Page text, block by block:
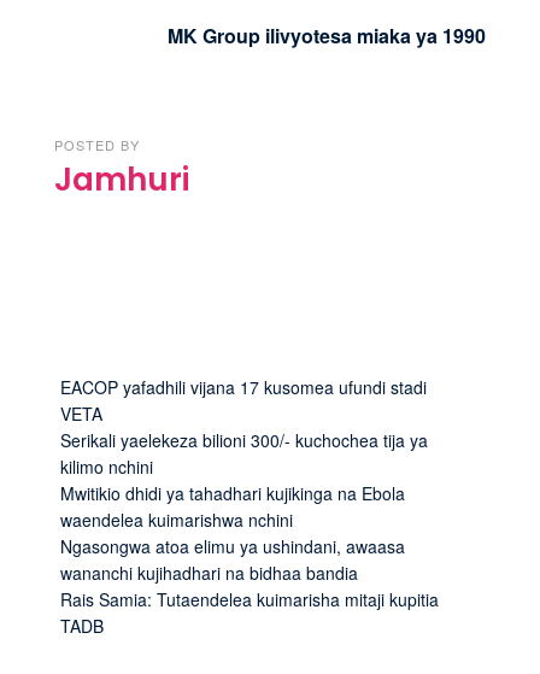
MK Group ilivyotesa miaka ya 1990
POSTED BY
Jamhuri
EACOP yafadhili vijana 17 kusomea ufundi stadi
VETA
Serikali yaelekeza bilioni 300/- kuchochea tija ya
kilimo nchini
Mwitikio dhidi ya tahadhari kujikinga na Ebola
waendelea kuimarishwa nchini
Ngasongwa atoa elimu ya ushindani, awaasa
wananchi kujihadhari na bidhaa bandia
Rais Samia: Tutaendelea kuimarisha mitaji kupitia
TADB